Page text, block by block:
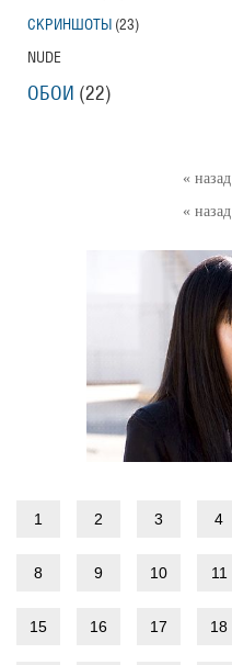
« назад
« назад
1 2 3 4
8 9 10 11
15 16 17 18
СКРИНШОТЫ (23)
NUDE
ОБОИ (22)